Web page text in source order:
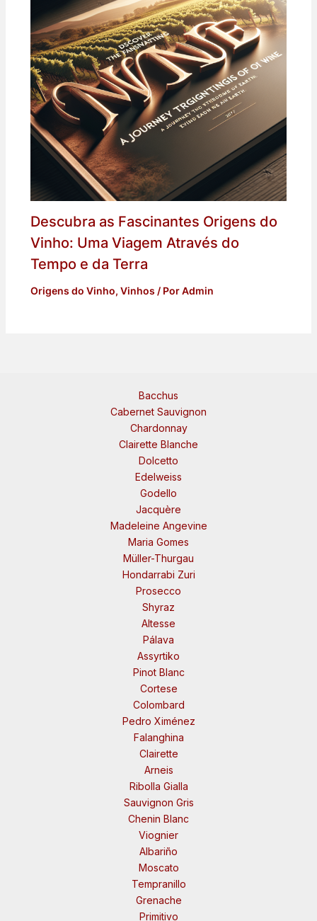
Descubra as Fascinantes Origens do
Vinho: Uma Viagem Através do
Tempo e da Terra
Origens do Vinho, Vinhos / PorAdmin
Bacchus
Cabernet Sauvignon
Chardonnay
Clairette Blanche
Dolcetto
Edelweiss
Godello
Jacquère
Madeleine Angevine
Maria Gomes
Müller-Thurgau
Hondarrabi Zuri
Prosecco
Shyraz
Altesse
Pálava
Assyrtiko
Pinot Blanc
Cortese
Colombard
Pedro Ximénez
Falanghina
Clairette
Arneis
Ribolla Gialla
Sauvignon Gris
Chenin Blanc
Viognier
Albariño
Moscato
Tempranillo
Grenache
Primitivo